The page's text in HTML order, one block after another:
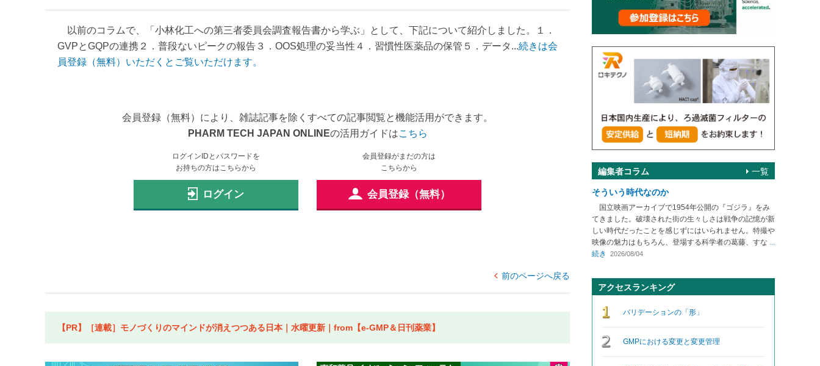
以前のコラムで、「小林化工への第三者委員会調査報告書から学ぶ」として、下記について紹介しました。１．
GVPとGQPの連携２．普段ないピークの報告３．OOS処理の妥当性４．習慣性医薬品の保管５．データ...続きは会
員登録（無料）いただくとご覧いただけます。
会員登録（無料）により、雑誌記事を除くすべての記事閲覧と機能活用ができます。
PHARM TECH JAPAN ONLINEの活用ガイドはこちら
ログインIDとパスワードを
お持ちの方はこちらから
ログイン
会員登録がまだの方は
こちらから
会員登録（無料）
前のページへ戻る
【PR】［連載］モノづくりのマインドが消えつつある日本｜水曜更新｜from【e-GMP＆日刊薬業】
編集者コラム
そういう時代なのか
国立映画アーカイブで1954年公開の『ゴジラ』をみ
てきました。破壊された街の生々しさは戦争の記憶が新
しい時代だったことを感じずにはいられません。特撮や
映像の魅力はもちろん、登場する科学者の葛藤、すな ...
続き
2026/08/04
一覧
アクセスランキング
バリデーションの「形」
GMPにおける変更と変更管理